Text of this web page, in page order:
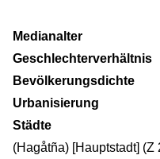
Medianalter
Geschlechterverhältnis
Bevölkerungsdichte
Urbanisierung
Städte
(Hagåtña) [Hauptstadt] (Z